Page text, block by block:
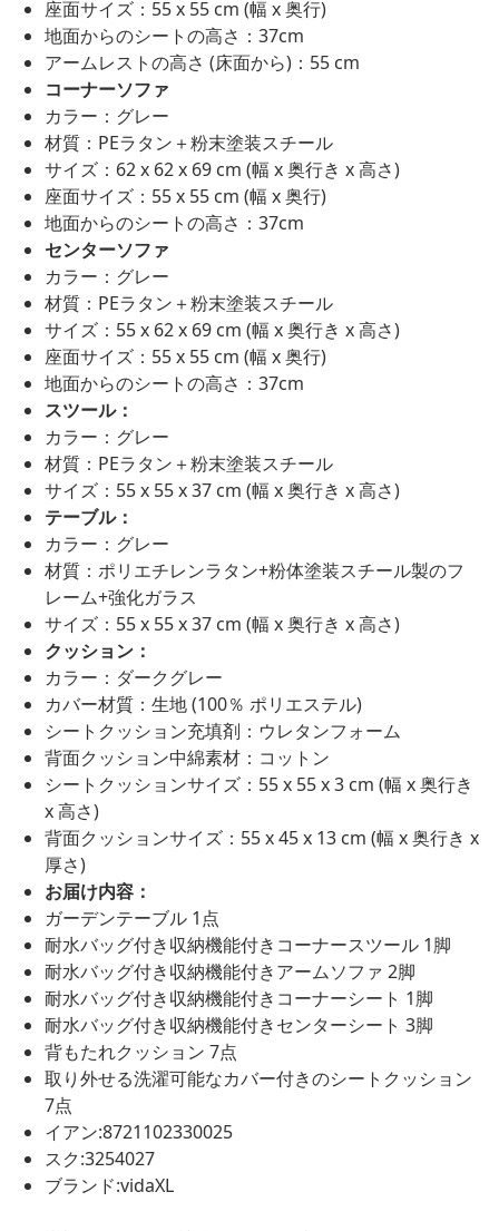
座面サイズ：55 x 55 cm (幅 x 奥行)
地面からのシートの高さ：37cm
アームレストの高さ (床面から)：55 cm
コーナーソファ
カラー：グレー
材質：PEラタン＋粉末塗装スチール
サイズ：62 x 62 x 69 cm (幅 x 奥行き x 高さ)
座面サイズ：55 x 55 cm (幅 x 奥行)
地面からのシートの高さ：37cm
センターソファ
カラー：グレー
材質：PEラタン＋粉末塗装スチール
サイズ：55 x 62 x 69 cm (幅 x 奥行き x 高さ)
座面サイズ：55 x 55 cm (幅 x 奥行)
地面からのシートの高さ：37cm
スツール：
カラー：グレー
材質：PEラタン＋粉末塗装スチール
サイズ：55 x 55 x 37 cm (幅 x 奥行き x 高さ)
テーブル：
カラー：グレー
材質：ポリエチレンラタン+粉体塗装スチール製のフ
レーム+強化ガラス
サイズ：55 x 55 x 37 cm (幅 x 奥行き x 高さ)
クッション：
カラー：ダークグレー
カバー材質：生地 (100％ ポリエステル)
シートクッション充填剤：ウレタンフォーム
背面クッション中綿素材：コットン
シートクッションサイズ：55 x 55 x 3 cm (幅 x 奥行き
x 高さ)
背面クッションサイズ：55 x 45 x 13 cm (幅 x 奥行き x
厚さ)
お届け内容：
ガーデンテーブル 1点
耐水バッグ付き収納機能付きコーナースツール 1脚
耐水バッグ付き収納機能付きアームソファ 2脚
耐水バッグ付き収納機能付きコーナーシート 1脚
耐水バッグ付き収納機能付きセンターシート 3脚
背もたれクッション 7点
取り外せる洗濯可能なカバー付きのシートクッション
7点
イアン:8721102330025
スク:3254027
ブランド:vidaXL